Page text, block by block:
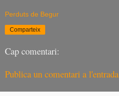
Perduts de Begur
Comparteix
Cap comentari:
Publica un comentari a l'entrada